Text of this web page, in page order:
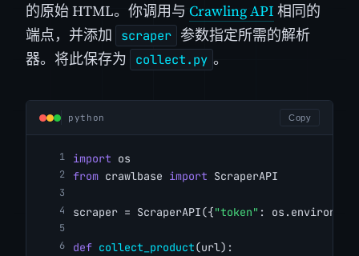
的原始 HTML。你调用与 Crawling API 相同的
端点，并添加
scraper 参数指定所需的解析
器。将此保存为
collect.py 。
python Copy
import os
from crawlbase import ScraperAPI
scraper = ScraperAPI({"token" : os.environ[
def collect_product(url):